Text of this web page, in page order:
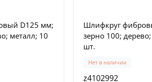
Набор ключей
D125 мм;
металл; 10
Шлифкруг
зерно 100;
шт.
Нет в наличии
z4102992